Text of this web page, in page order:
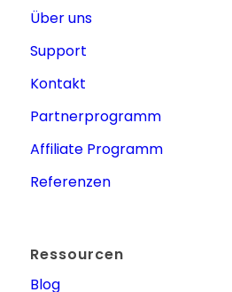
Über uns
Support
Kontakt
Partnerprogramm
Affiliate Programm
Referenzen
Ressourcen
Blog